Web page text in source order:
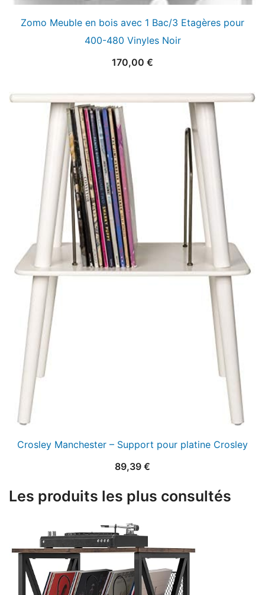
Zomo Meuble en bois avec 1 Bac/3 Etagères pour
400-480 Vinyles Noir
170,00 €
Crosley Manchester – Support pour platine Crosley
89,39 €
Les produits les plus consultés